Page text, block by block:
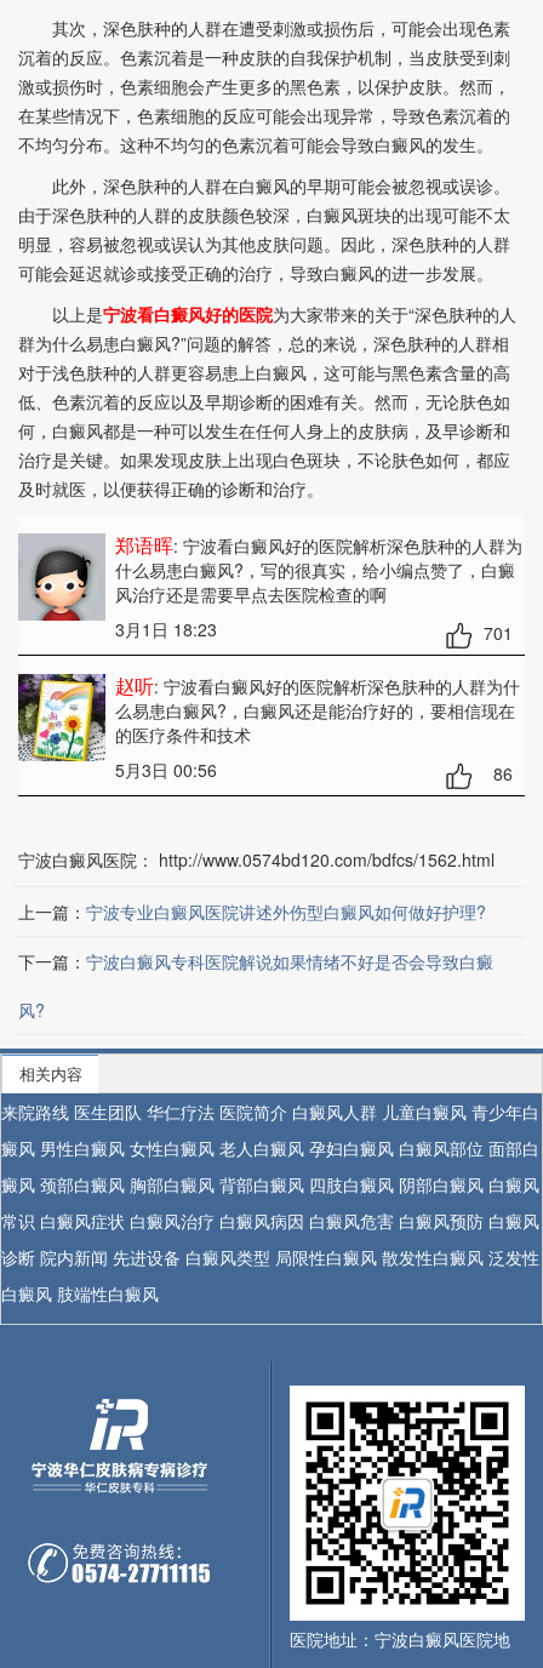
其次，深色肤种的人群在遭受刺激或损伤后，可能会出现色素
沉着的反应。色素沉着是一种皮肤的自我保护机制，当皮肤受到刺
激或损伤时，色素细胞会产生更多的黑色素，以保护皮肤。然而，
在某些情况下，色素细胞的反应可能会出现异常，导致色素沉着的
不均匀分布。这种不均匀的色素沉着可能会导致白癜风的发生。
此外，深色肤种的人群在白癜风的早期可能会被忽视或误诊。
由于深色肤种的人群的皮肤颜色较深，白癜风斑块的出现可能不太
明显，容易被忽视或误认为其他皮肤问题。因此，深色肤种的人群
可能会延迟就诊或接受正确的治疗，导致白癜风的进一步发展。
以上是宁波看白癜风好的医院为大家带来的关于“深色肤种的人
群为什么易患白癜风?”问题的解答，总的来说，深色肤种的人群相
对于浅色肤种的人群更容易患上白癜风，这可能与黑色素含量的高
低、色素沉着的反应以及早期诊断的困难有关。然而，无论肤色如
何，白癜风都是一种可以发生在任何人身上的皮肤病，及早诊断和
治疗是关键。如果发现皮肤上出现白色斑块，不论肤色如何，都应
及时就医，以便获得正确的诊断和治疗。
郑语晖: 宁波看白癜风好的医院解析深色肤种的人群为
什么易患白癜风? ，写的很真实，给小编点赞了，白癜
风治疗还是需要早点去医院检查的啊
3月1日 18:23
701
赵听: 宁波看白癜风好的医院解析深色肤种的人群为什
么易患白癜风? ，白癜风还是能治疗好的，要相信现在
的医疗条件和技术
5月3日 00:56
86
宁波白癜风医院： http://www.0574bd120.com/bdfcs/1562.html
上一篇： 宁波专业白癜风医院讲述外伤型白癜风如何做好护理?
下一篇： 宁波白癜风专科医院解说如果情绪不好是否会导致白癜
风?
相关内容
来院路线 医生团队 华仁疗法 医院简介 白癜风人群 儿童白癜风 青少年白
癜风 男性白癜风 女性白癜风 老人白癜风 孕妇白癜风 白癜风部位 面部白
癜风 颈部白癜风 胸部白癜风 背部白癜风 四肢白癜风 阴部白癜风 白癜风
常识 白癜风症状 白癜风治疗 白癜风病因 白癜风危害 白癜风预防 白癜风
诊断 院内新闻 先进设备 白癜风类型 局限性白癜风 散发性白癜风 泛发性
白癜风 肢端性白癜风
医院地址：宁波白癜风医院地